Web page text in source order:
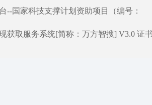
--国家科技支撑计划资助项目（编号：
获取服务系统[简称：万方智搜] V3.0 证